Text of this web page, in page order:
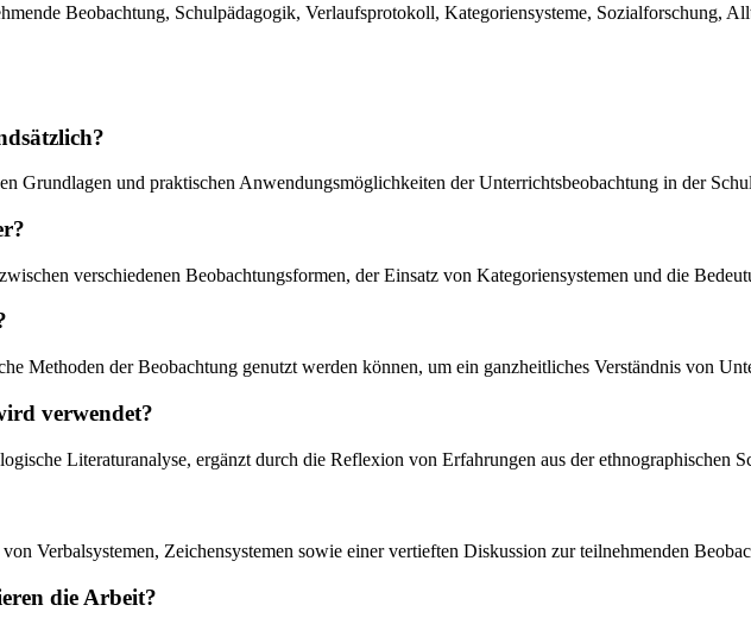
Beobachtung, Schulpädagogik, Verlaufsprotokoll, Kategoriensysteme, Sozialforschung,
Grundlagen und praktischen Anwendungsmöglichkeiten der Unterrichtsbeobachtung in der
verschiedenen Beobachtungsformen, der Einsatz von Kategoriensystemen und die
Methoden der Beobachtung genutzt werden können, um ein ganzheitliches Verständnis von
verwendet?
Literaturanalyse, ergänzt durch die Reflexion von Erfahrungen aus der ethnographischen
Verbalsystemen, Zeichensystemen sowie einer vertieften Diskussion zur teilnehmenden
die Arbeit?